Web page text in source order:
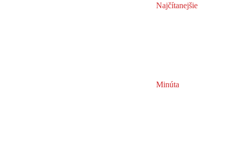
Najčítanejšie
Minúta